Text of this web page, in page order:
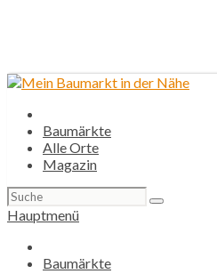
Baumärkte
Alle Orte
Magazin
Suchen
nach:
Hauptmenü
Baumärkte